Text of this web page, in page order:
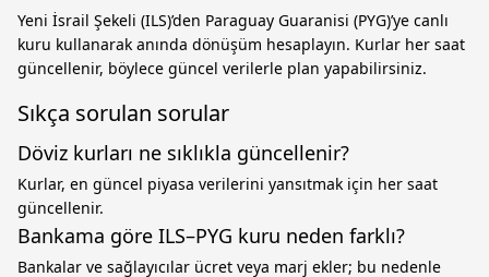
Yeni İsrail Şekeli (ILS)’den Paraguay Guaranisi (PYG)’ye canlı
kuru kullanarak anında dönüşüm hesaplayın. Kurlar her saat
güncellenir, böylece güncel verilerle plan yapabilirsiniz.
Sıkça sorulan sorular
Döviz kurları ne sıklıkla güncellenir?
Kurlar, en güncel piyasa verilerini yansıtmak için her saat
güncellenir.
Bankama göre ILS–PYG kuru neden farklı?
Bankalar ve sağlayıcılar ücret veya marj ekler; bu nedenle